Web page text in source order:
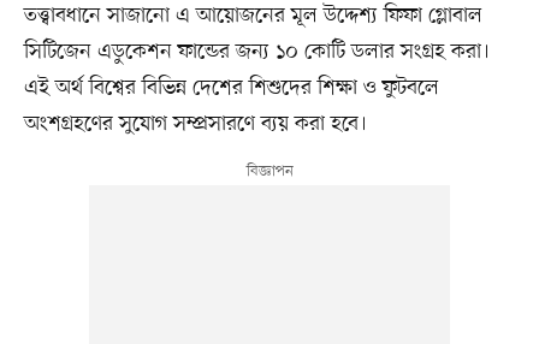
তত্ত্বাবধানে সাজানো এ আয়োজনের মূল উদ্দেশ্য ফিফা গ্লোবাল
সিটিজেন এডুকেশন ফান্ডের জন্য ১০ কোটি ডলার সংগ্রহ করা।
এই অর্থ বিশ্বের বিভিন্ন দেশের শিশুদের শিক্ষা ও ফুটবলে
অংশগ্রহণের সুযোগ সম্প্রসারণে ব্যয় করা হবে।